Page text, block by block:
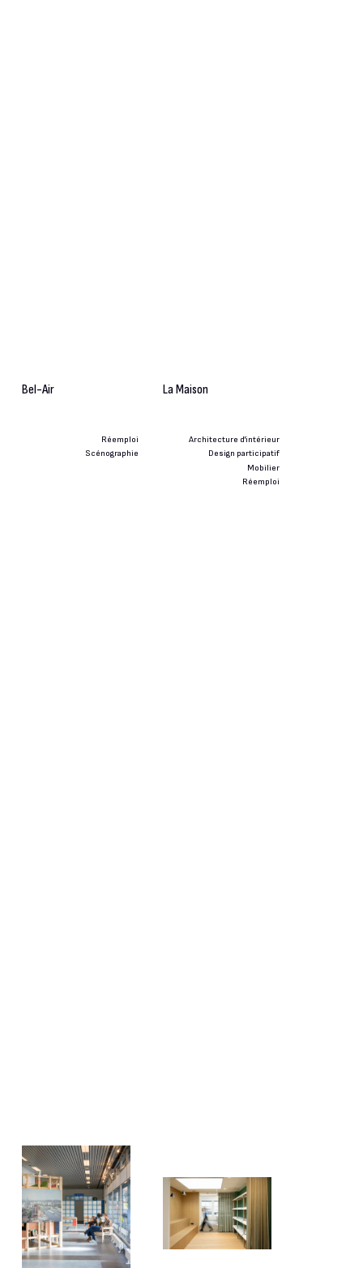
Bel-Air La Maison
Réemploi
Scénographie
Architecture d'intérieur
Design participatif
Mobilier
Réemploi